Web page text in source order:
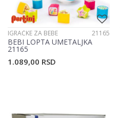
IGRAČKE ZA BEBE 21165
BEBI LOPTA UMETALJKA
21165
1.089,00 RSD